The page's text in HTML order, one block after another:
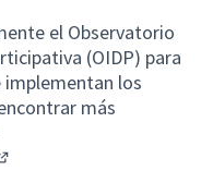
el Observatorio
(OIDP) para
implementan los
más